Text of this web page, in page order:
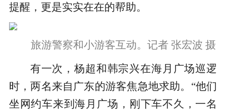
提醒，更是实实在在的帮助。
旅游警察和小游客互动。记者 张宏波 摄
有一次，杨超和韩宗兴在海月广场巡逻
时，两名来自广东的游客焦急地求助。“他们
坐网约车来到海月广场，刚下车不久，一名